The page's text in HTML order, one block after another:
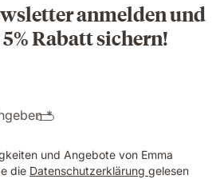
anmelden und
Rabatt sichern!
*
und Angebote von Emma
die Datenschutzerklärung gelesen